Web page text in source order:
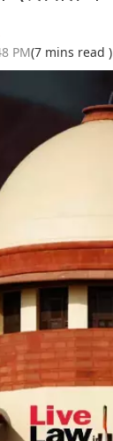
PM(7 mins read )